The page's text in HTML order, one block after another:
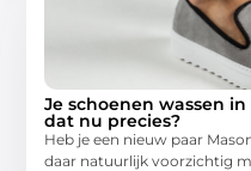
Je schoenen wassen
dat nu precies?
Heb je een nieuw paar
daar natuurlijk voorzichtig